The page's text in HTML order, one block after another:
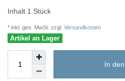
Inhalt 1 Stück
* inkl. ges. MwSt. zzgl. Versandkosten
Artikel an Lager
In